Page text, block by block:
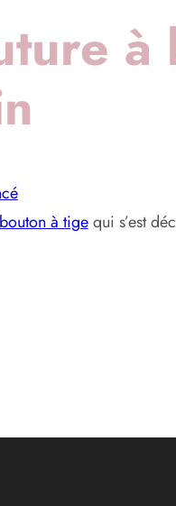
à
à tigequi s’est